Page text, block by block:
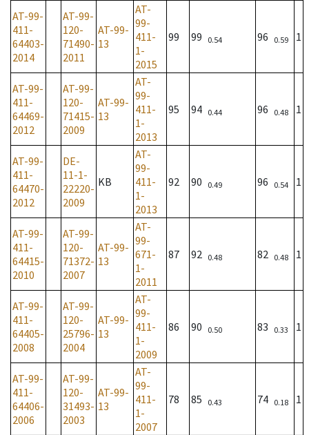
AT-99-
411-
64403-
2014
AT-99-
120-
71490-
2011
AT-99-
13
AT-
99-
411-
1-
2015
99 99 0.54 96 0.59 1
AT-99-
411-
64469-
2012
AT-99-
120-
71415-
2009
AT-99-
13
AT-
99-
411-
1-
2013
95 94 0.44 96 0.48 1
AT-99-
411-
64470-
2012
DE-
11-1-
22220-
2009
KB
AT-
99-
411-
1-
2013
92 90 0.49 96 0.54 1
AT-99-
411-
64415-
2010
AT-99-
120-
71372-
2007
AT-99-
13
AT-
99-
671-
1-
2011
87 92 0.48 82 0.48 1
AT-99-
411-
64405-
2008
AT-99-
120-
25796-
2004
AT-99-
13
AT-
99-
411-
1-
2009
86 90 0.50 83 0.33 1
AT-99-
411-
64406-
2006
AT-99-
120-
31493-
2003
AT-99-
13
AT-
99-
411-
1-
2007
78 85 0.43 74 0.18 1